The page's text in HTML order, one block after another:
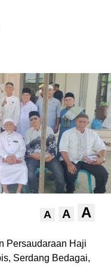
A A A
Persaudaraan Haji
Serdang Bedagai,